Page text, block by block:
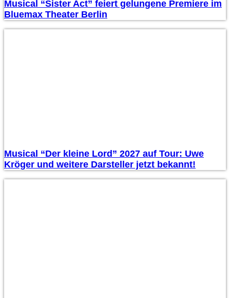
Musical “Sister Act” feiert gelungene Premiere im
Bluemax Theater Berlin
Musical “Der kleine Lord” 2027 auf Tour: Uwe
Kröger und weitere Darsteller jetzt bekannt!